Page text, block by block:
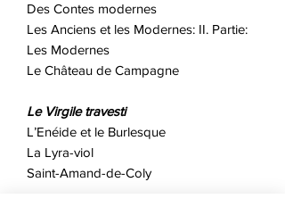
Des Contes modernes
Les Anciens et les Modernes: II. Partie:
Les Modernes
Le Château de Campagne
Le Virgile travesti
L’Enéide et le Burlesque
La Lyra-viol
Saint-Amand-de-Coly